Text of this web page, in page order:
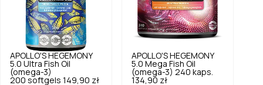
APOLLO'S HEGEMONY
5.0 Ultra Fish Oil
(omega-3)
200 softgels 149,90 zł
APOLLO'S HEGEMONY
5.0 Mega Fish Oil
(omega-3) 240 kaps.
134,90 zł